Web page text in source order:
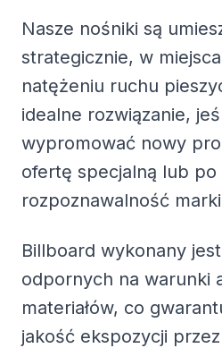
Nasze nośniki są
strategicznie, w
natężeniu ruchu
idealne rozwiązanie,
wypromować nowy
ofertę specjalną lub
rozpoznawalność
Billboard wykonany
odpornych na warunki
materiałów, co
jakość ekspozycji